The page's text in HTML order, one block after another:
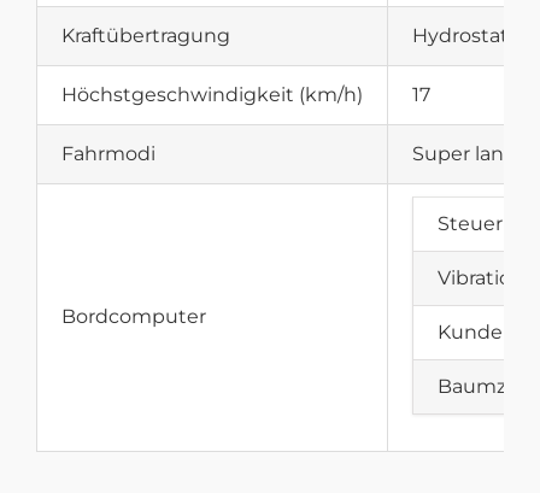
Kraftübertragung
Höchstgeschwindigkeit (km/h) 17
Fahrmodi Super
Bordcomputer